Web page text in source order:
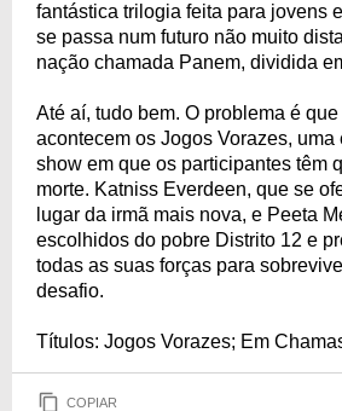
fantástica trilogia feita para jovens
se passa num futuro não muito
nação chamada Panem, dividida
Até aí, tudo bem. O problema é
acontecem os Jogos Vorazes,
show em que os participantes têm
morte. Katniss Everdeen, que se
lugar da irmã mais nova, e Peeta
escolhidos do pobre Distrito 12 e
todas as suas forças para
desafio.
Títulos: Jogos Vorazes; Em
COPIAR